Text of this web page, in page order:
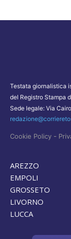
Testata giornalistica
del Registro Stampa
Sede legale: Via
Cookie Policy -
AREZZO
EMPOLI
GROSSETO
LIVORNO
LUCCA